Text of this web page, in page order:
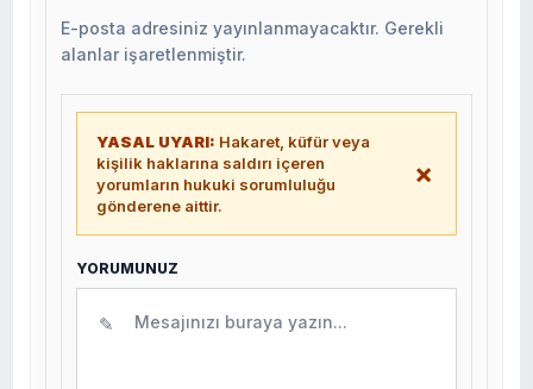
E-posta adresiniz yayınlanmayacaktır. Gerekli
alanlar işaretlenmiştir.
YASAL UYARI: Hakaret, küfür veya
kişilik haklarına saldırı içeren
yorumların hukuki sorumluluğu
gönderene aittir.
×
YORUMUNUZ
✎